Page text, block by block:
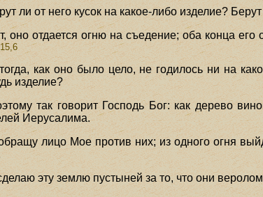
ли от него кусок на какое-либо изделие?
оно отдается огню на съедение; оба конца его
как оно было цело, не годилось ни на
изделие?
так говорит Господь Бог: как дерево
Иерусалима.
лицо Мое против них; из одного огня
эту землю пустыней за то, что они